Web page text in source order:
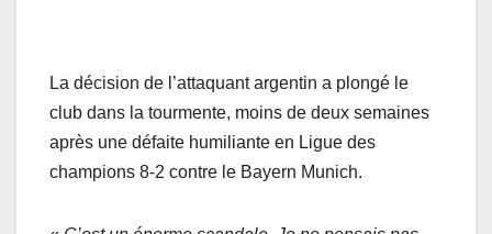
La décision de l’attaquant argentin a plongé le
club dans la tourmente, moins de deux semaines
après une défaite humiliante en Ligue des
champions 8-2 contre le Bayern Munich.